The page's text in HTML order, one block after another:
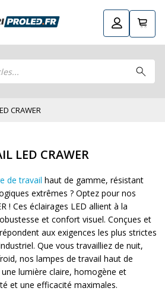
et de gabarit LED
LED
LED
bâtiments
votre propre kit LED
et ampoules LED
de gabarit LED
LED
LED
bâtiments
CRAWER
LED CRAWER
de travail haut de gamme, résistant
extrêmes ? Optez pour nos
! Ces éclairages LED allient à la
et confort visuel. Conçues et
aux exigences les plus strictes
Que vous travailliez de nuit,
nos lampes de travail haut de
lumière claire, homogène et
et une efficacité maximales.